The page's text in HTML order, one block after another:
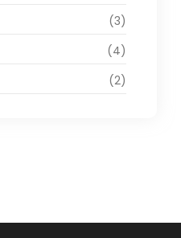
(3)
(4)
(2)